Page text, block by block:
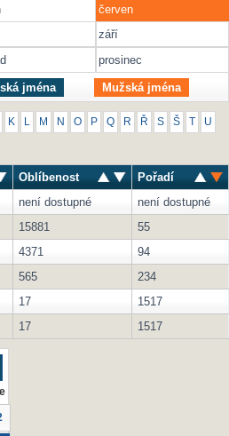
červen
září
prosinec
jména Mužská jména
K M N O P Q R Ř S Š U
Oblíbenost
Pořadí
není dostupné
není dostupné
15881
55
4371
94
565
234
17
1517
17 1517